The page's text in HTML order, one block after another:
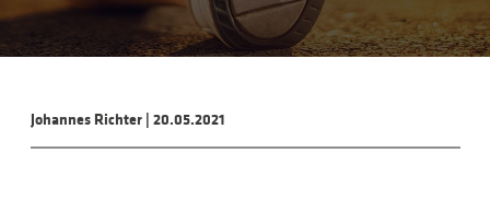
Johannes Richter| 20.05.2021